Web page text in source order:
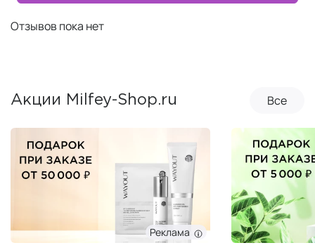
Отзывов пока нет
Акции Milfey-Shop.ru Все
Реклама